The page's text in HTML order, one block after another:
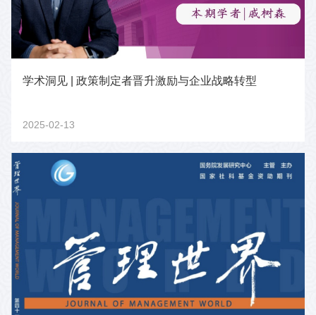
学术洞见 | 政策制定者晋升激励与企业战略转型
2025-02-13